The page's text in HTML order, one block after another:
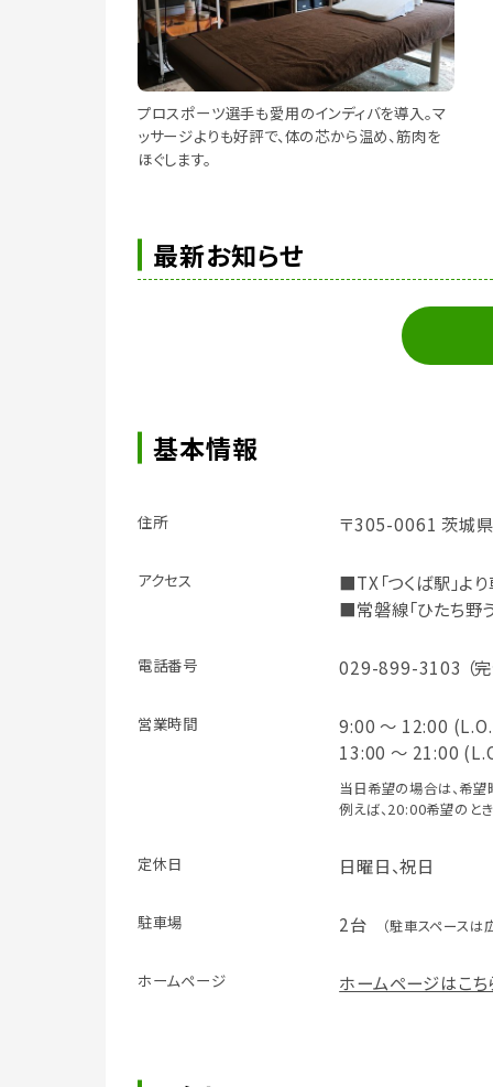
プロスポーツ選手も愛用のインディバを導入。マ
ッサージよりも好評で、体の芯から温め、筋肉を
ほぐします。
最新お知らせ
基本情報
住所 〒305-0061 茨城
アクセス
■TX「つくば駅」よ
■常磐線「ひたち野
電話番号 029-899-3103 （完
営業時間
9:00 ～ 12:00
13:00 ～ 21:00
当日希望の場合は、希
例えば、20:00希望のと
定休日 日曜日、祝日
駐車場 2台 （駐車スペースは
ホームページ ホームページはこち